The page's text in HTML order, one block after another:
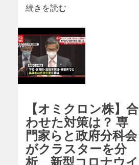
続きを読む
【オミクロン株】合
わせた対策は？ 専
門家らと政府分科会
がクラスターを分
析 新型コロナウイ